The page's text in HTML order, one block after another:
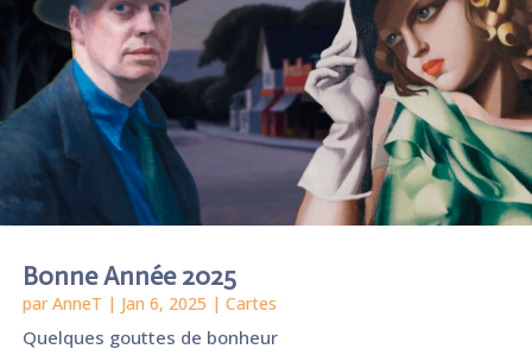
Bonne Année 2025
parAnneT | Jan 6, 2025 | Cartes
Quelques gouttes de bonheur